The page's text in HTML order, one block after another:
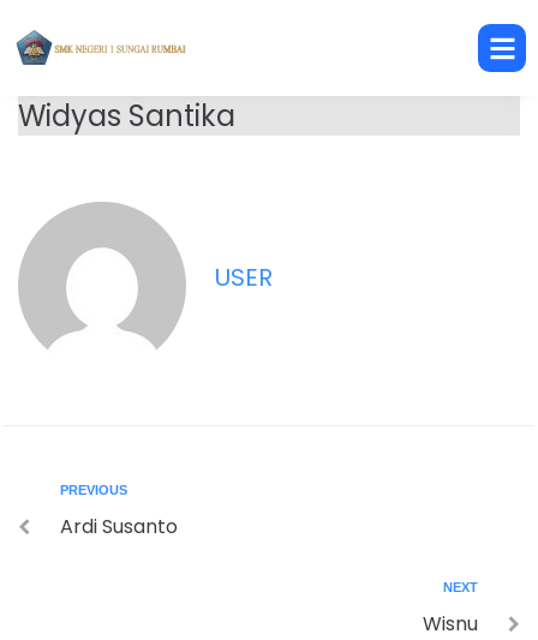
Widyas Santika
USER
PREVIOUS
Ardi Susanto
NEXT
Wisnu